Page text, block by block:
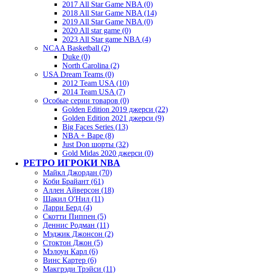
2017 All Star Game NBA (0)
2018 All Star Game NBA (14)
2019 All Star Game NBA (0)
2020 All star game (0)
2023 All Star game NBA (4)
NCAA Basketball (2)
Duke (0)
North Carolina (2)
USA Dream Teams (0)
2012 Team USA (10)
2014 Team USA (7)
Особые серии товаров (0)
Golden Edition 2019 джерси (22)
Golden Edition 2021 джерси (9)
Big Faces Series (13)
NBA + Bape (8)
Just Don шорты (32)
Gold Midas 2020 джерси (0)
РЕТРО ИГРОКИ NBA
Майкл Джордан (70)
Коби Брайант (61)
Аллен Айверсон (18)
Шакил О'Нил (11)
Ларри Берд (4)
Скотти Пиппен (5)
Деннис Родман (11)
Мэджик Джонсон (2)
Стоктон Джон (5)
Мэлоун Карл (6)
Винс Картер (6)
Макгрэди Трэйси (11)